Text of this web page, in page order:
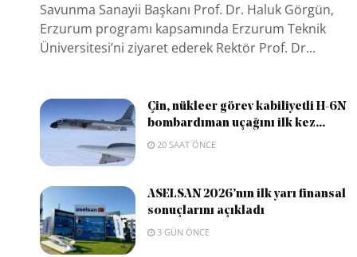
Savunma Sanayii Başkanı Prof. Dr. Haluk Görgün,
Erzurum programı kapsamında Erzurum Teknik
Üniversitesi’ni ziyaret ederek Rektör Prof. Dr...
Çin, nükleer görev kabiliyetli H-6N
bombardıman uçağını ilk kez...
20 SAAT ÖNCE
ASELSAN 2026’nın ilk yarı finansal
sonuçlarını açıkladı
3 GÜN ÖNCE